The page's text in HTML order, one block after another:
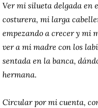
Ver mi silueta delgada en
costurera, mi larga
empezando a crecer y mi
ver a mi madre con los
sentada en la banca,
hermana.
Circular por mi cuenta,